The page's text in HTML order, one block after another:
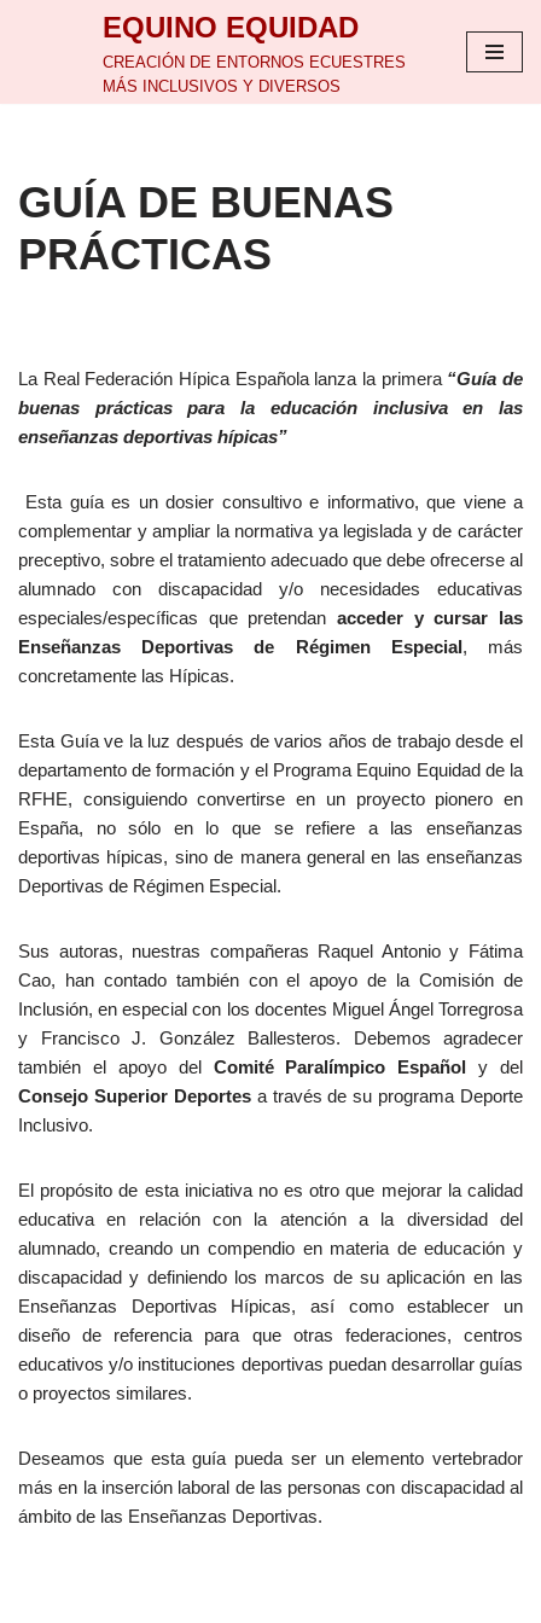
EQUINO EQUIDAD
CREACIÓN DE ENTORNOS ECUESTRES
MÁS INCLUSIVOS Y DIVERSOS
GUÍA DE BUENAS
PRÁCTICAS
La Real Federación Hípica Española lanza la primera “Guía de
buenas prácticas para la educación inclusiva en las
enseñanzas deportivas hípicas”
Esta guía es un dosier consultivo e informativo, que viene a
complementar y ampliar la normativa ya legislada y de carácter
preceptivo, sobre el tratamiento adecuado que debe ofrecerse al
alumnado con discapacidad y/o necesidades educativas
especiales/específicas que pretendan acceder y cursar las
Enseñanzas Deportivas de Régimen Especial, más
concretamente las Hípicas.
Esta Guía ve la luz después de varios años de trabajo desde el
departamento de formación y el Programa Equino Equidad de la
RFHE, consiguiendo convertirse en un proyecto pionero en
España, no sólo en lo que se refiere a las enseñanzas
deportivas hípicas, sino de manera general en las enseñanzas
Deportivas de Régimen Especial.
Sus autoras, nuestras compañeras Raquel Antonio y Fátima
Cao, han contado también con el apoyo de la Comisión de
Inclusión, en especial con los docentes Miguel Ángel Torregrosa
y Francisco J. González Ballesteros. Debemos agradecer
también el apoyo del Comité Paralímpico Español y del
Consejo Superior Deportesa través de su programa Deporte
Inclusivo.
El propósito de esta iniciativa no es otro que mejorar la calidad
educativa en relación con la atención a la diversidad del
alumnado, creando un compendio en materia de educación y
discapacidad y definiendo los marcos de su aplicación en las
Enseñanzas Deportivas Hípicas, así como establecer un
diseño de referencia para que otras federaciones, centros
educativos y/o instituciones deportivas puedan desarrollar guías
o proyectos similares.
Deseamos que esta guía pueda ser un elemento vertebrador
más en la inserción laboral de las personas con discapacidad al
ámbito de las Enseñanzas Deportivas.